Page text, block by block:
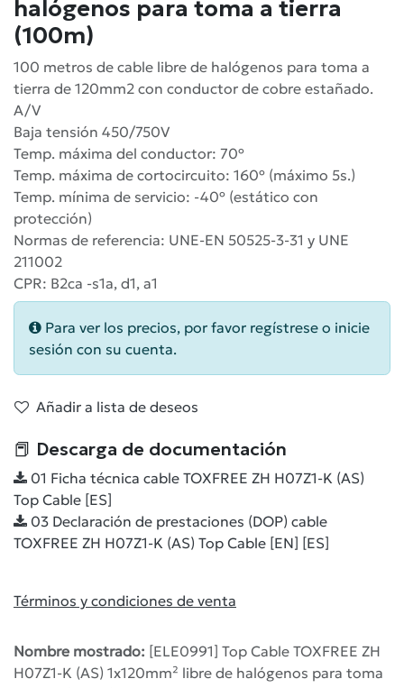
halógenos para toma a tierra
(100m)
100 metros de cable libre de halógenos para toma a
tierra de 120mm2 con conductor de cobre estañado.
A/V
Baja tensión 450/750V
Temp. máxima del conductor: 70º
Temp. máxima de cortocircuito: 160º (máximo 5s.)
Temp. mínima de servicio: -40º (estático con
protección)
Normas de referencia: UNE-EN 50525-3-31 y UNE
211002
CPR: B2ca -s1a, d1, a1
Para ver los precios, por favor regístrese o inicie
sesión con su cuenta.
Añadir a lista de deseos
📕 Descarga de documentación
01 Ficha técnica cable TOXFREE ZH H07Z1-K (AS)
Top Cable [ES]
03 Declaración de prestaciones (DOP) cable
TOXFREE ZH H07Z1-K (AS) Top Cable [EN] [ES]
Términos y condiciones de venta
Nombre mostrado: [ELE0991] Top Cable TOXFREE ZH
H07Z1-K (AS) 1x120mm² libre de halógenos para toma